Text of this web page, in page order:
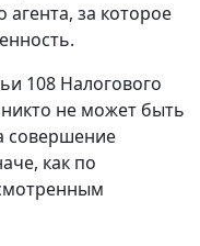
за которое
108 Налогового
не может быть
совершение
как по